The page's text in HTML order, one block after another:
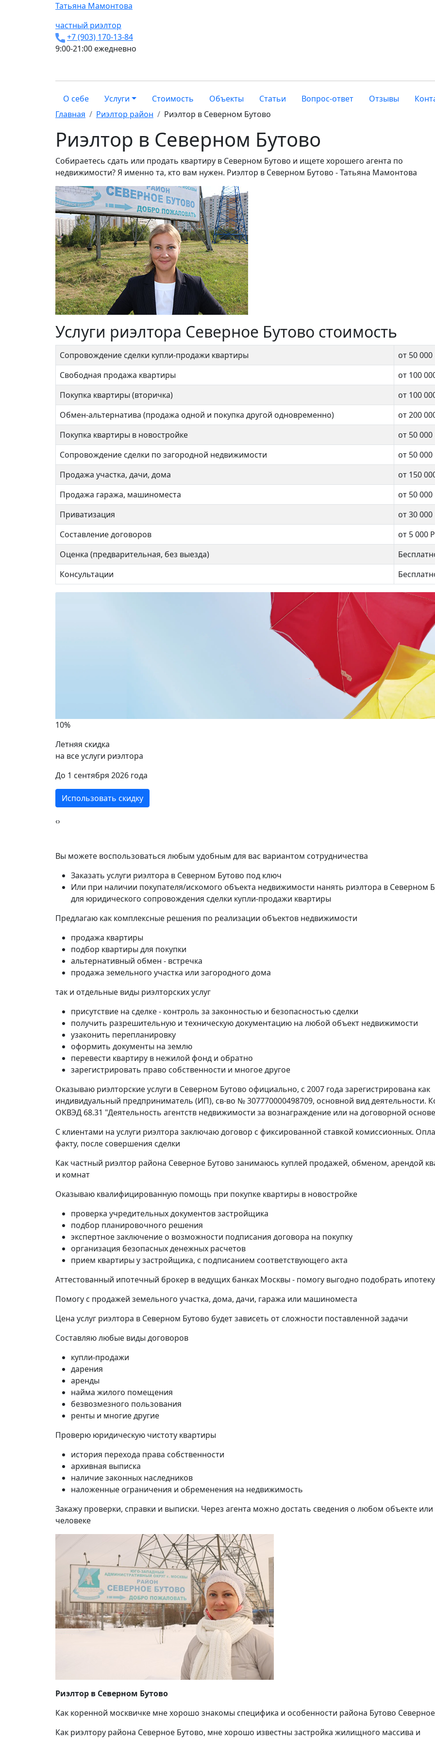
Татьяна Мамонтова
частный риэлтор
+7 (903) 170-13-84
9:00-21:00 ежедневно
О себе Услуги Стоимость Объекты Статьи Вопрос-ответ Отзывы
Главная
Риэлтор район Риэлтор в Северном Бутово
Риэлтор в Северном Бутово
Собираетесь сдать или продать квартиру в Северном Бутово и ищете хорошего агента по
недвижимости? Я именно та, кто вам нужен. Риэлтор в Северном Бутово - Татьяна Мамонтова
Услуги риэлтора Северное Бутово стоимость
Сопровождение сделки купли-продажи квартиры
от 50 000
Свободная продажа квартиры
от 100
Покупка квартиры (вторичка)
от 100
Обмен-альтернатива (продажа одной и покупка другой одновременно)
от 200
Покупка квартиры в новостройке
от 50 000
Сопровождение сделки по загородной недвижимости
от 50 000
Продажа участка, дачи, дома
от 150
Продажа гаража, машиноместа
от 50 000
Приватизация
от 30 000
Составление договоров
от 5 000 Р
Оценка (предварительная, без выезда)
Консультации
10%
Летняя скидка
на все услуги риэлтора
До 1 сентября 2026 года
Использовать скидку
‹›
Вы можете воспользоваться любым удобным для вас вариантом сотрудничества
Заказать услуги риэлтора в Северном Бутово под ключ
Или при наличии покупателя/искомого объекта недвижимости нанять риэлтора в Северном
для юридического сопровождения сделки купли-продажи квартиры
Предлагаю как комплексные решения по реализации объектов недвижимости
продажа квартиры
подбор квартиры для покупки
альтернативный обмен - встречка
продажа земельного участка или загородного дома
так и отдельные виды риэлторских услуг
присутствие на сделке - контроль за законностью и безопасностью сделки
получить разрешительную и техническую документацию на любой объект недвижимости
узаконить перепланировку
оформить документы на землю
перевести квартиру в нежилой фонд и обратно
зарегистрировать право собственности и многое другое
Оказываю риэлторские услуги в Северном Бутово официально, с 2007 года зарегистрирована как
индивидуальный предприниматель (ИП), св-во № 307770000498709, основной вид деятельности.
ОКВЭД 68.31 "Деятельность агентств недвижимости за вознаграждение или на договорной
С клиентами на услуги риэлтора заключаю договор с фиксированной ставкой комиссионных.
факту, после совершения сделки
Как частный риэлтор района Северное Бутово занимаюсь куплей продажей, обменом, арендой
и комнат
Оказываю квалифицированную помощь при покупке квартиры в новостройке
проверка учредительных документов застройщика
подбор планировочного решения
экспертное заключение о возможности подписания договора на покупку
организация безопасных денежных расчетов
прием квартиры у застройщика, с подписанием соответствующего акта
Аттестованный ипотечный брокер в ведущих банках Москвы - помогу выгодно подобрать ипотеку
Помогу с продажей земельного участка, дома, дачи, гаража или машиноместа
Цена услуг риэлтора в Северном Бутово будет зависеть от сложности поставленной задачи
Составляю любые виды договоров
купли-продажи
дарения
аренды
найма жилого помещения
безвозмезного пользования
ренты и многие другие
Проверю юридическую чистоту квартиры
история перехода права собственности
архивная выписка
наличие законных наследников
наложенные ограничения и обременения на недвижимость
Закажу проверки, справки и выписки. Через агента можно достать сведения о любом объекте или
человеке
Риэлтор в Северном Бутово
Как коренной москвичке мне хорошо знакомы специфика и особенности района Бутово Северное
Как риэлтору района Северное Бутово, мне хорошо известны застройка жилищного массива и
Скобелевская 8
8 500 000 ₽
1 комнат
39 кв.м.
11 500 000 ₽
Адмирала Лазарева 35
12 300 000 ₽
Улица Горчакова
2 комнат